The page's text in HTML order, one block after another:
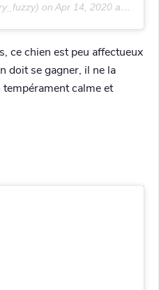
on Apr 14, 2020 at 4:26am PDT
ce chien est peu affectueux
doit se gagner, il ne la
calme et